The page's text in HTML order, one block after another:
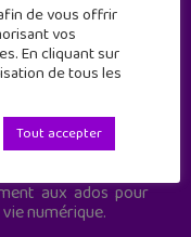
culture numérique
aux ados pour
numérique.
de vous offrir
vos
En cliquant sur
de tous les
Tout accepter